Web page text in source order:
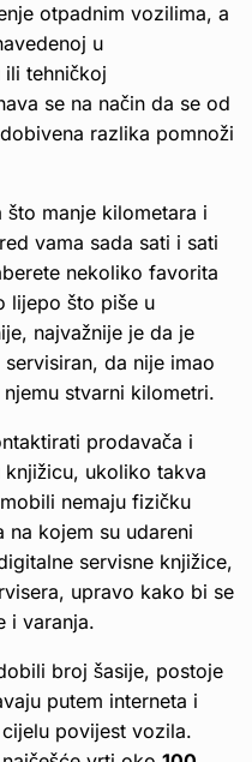
otpadnim vozilima, a
u
tehničkoj
se na način da se od
razlika pomnoži
manje kilometara i
vama sada sati i sati
nekoliko favorita
lijepo što piše u
najvažnije je da je
da nije imao
stvarni kilometri.
prodavača i
ukoliko takva
nemaju fizičku
na kojem su udareni
servisne knjižice,
upravo kako bi se
i varanja.
broj šasije, postoje
putem interneta i
povijest vozila.